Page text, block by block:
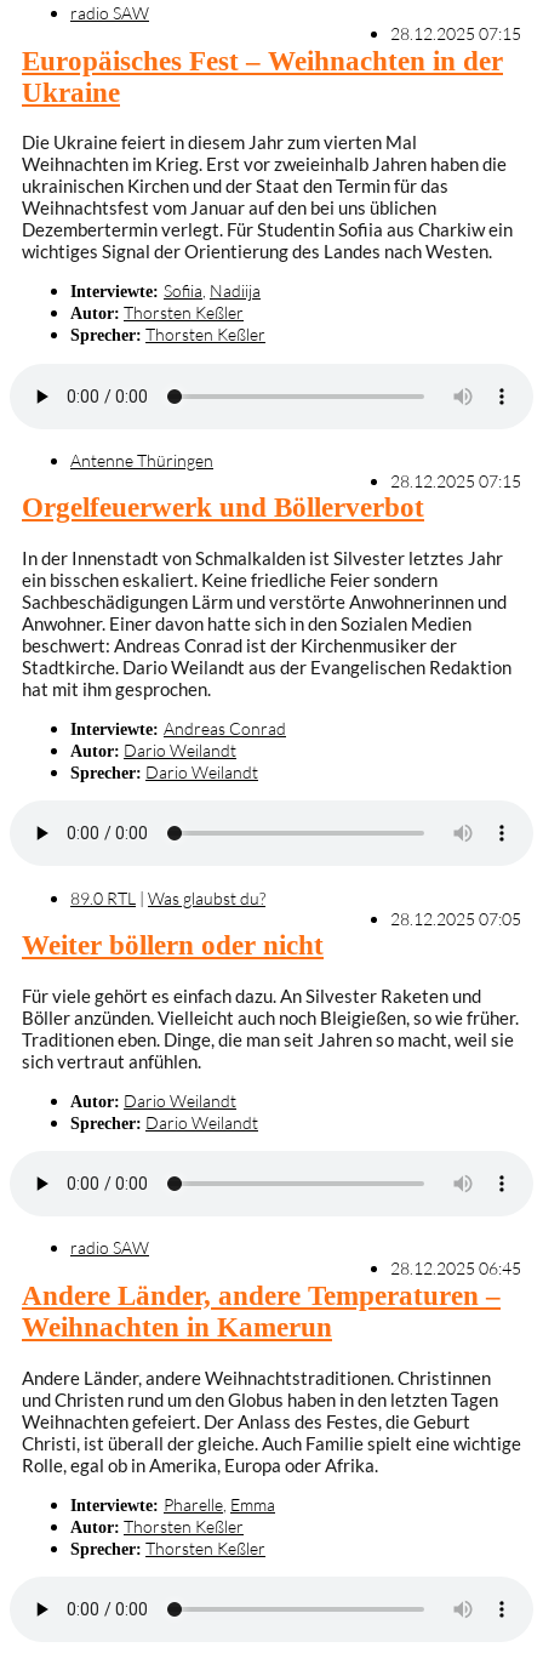
radio SAW
28.12.2025 07:15
Europäisches Fest – Weihnachten in der
Ukraine
Die Ukraine feiert in diesem Jahr zum vierten Mal
Weihnachten im Krieg. Erst vor zweieinhalb Jahren haben die
ukrainischen Kirchen und der Staat den Termin für das
Weihnachtsfest vom Januar auf den bei uns üblichen
Dezembertermin verlegt. Für Studentin Sofiia aus Charkiw ein
wichtiges Signal der Orientierung des Landes nach Westen.
Interviewte: Sofiia Nadiija
Autor: Thorsten Keßler
Sprecher: Thorsten Keßler
Antenne Thüringen
28.12.2025 07:15
Orgelfeuerwerk und Böllerverbot
In der Innenstadt von Schmalkalden ist Silvester letztes Jahr
ein bisschen eskaliert. Keine friedliche Feier sondern
Sachbeschädigungen Lärm und verstörte Anwohnerinnen und
Anwohner. Einer davon hatte sich in den Sozialen Medien
beschwert: Andreas Conrad ist der Kirchenmusiker der
Stadtkirche. Dario Weilandt aus der Evangelischen Redaktion
hat mit ihm gesprochen.
Interviewte: Andreas Conrad
Autor: Dario Weilandt
Sprecher: Dario Weilandt
89.0 RTL | Was glaubst du?
28.12.2025 07:05
Weiter böllern oder nicht
Für viele gehört es einfach dazu. An Silvester Raketen und
Böller anzünden. Vielleicht auch noch Bleigießen, so wie früher.
Traditionen eben. Dinge, die man seit Jahren so macht, weil sie
sich vertraut anfühlen.
Autor: Dario Weilandt
Sprecher: Dario Weilandt
radio SAW
28.12.2025 06:45
Andere Länder, andere Temperaturen –
Weihnachten in Kamerun
Andere Länder, andere Weihnachtstraditionen. Christinnen
und Christen rund um den Globus haben in den letzten Tagen
Weihnachten gefeiert. Der Anlass des Festes, die Geburt
Christi, ist überall der gleiche. Auch Familie spielt eine wichtige
Rolle, egal ob in Amerika, Europa oder Afrika.
Interviewte: Pharelle Emma
Autor: Thorsten Keßler
Sprecher: Thorsten Keßler